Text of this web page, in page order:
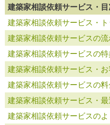
建築家相談依頼サービス・
建築家相談依頼サービス・
建築家相談依頼サービスの
建築家相談依頼サービスの
建築家相談依頼サービス・
建築家相談依頼サービスの料
建築家相談依頼サービス・
建築家相談依頼サービスの